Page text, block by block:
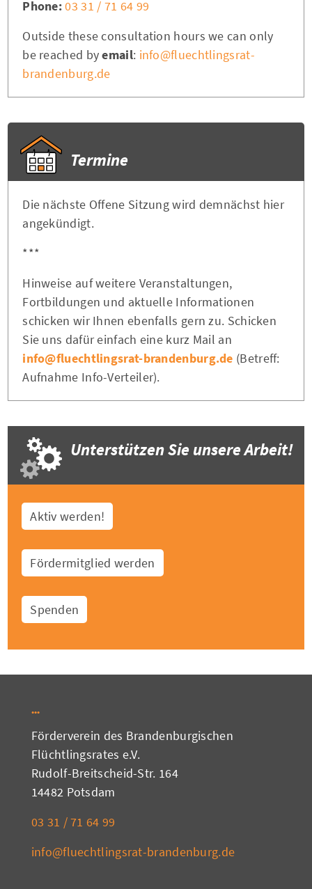
Phone:03 31 / 71 64 99
Outside these consultation hours we can only
be reached byemail: info@fluechtlingsrat-
brandenburg.de
Termine
Die nächste Offene Sitzung wird demnächst hier
angekündigt.
***
Hinweise auf weitere Veranstaltungen,
Fortbildungen und aktuelle Informationen
schicken wir Ihnen ebenfalls gern zu. Schicken
Sie uns dafür einfach eine kurz Mail an
info@fluechtlingsrat-brandenburg.de (Betreff:
Aufnahme Info-Verteiler).
Unterstützen Sie unsere Arbeit!
Aktiv werden!
Fördermitglied werden
Spenden
Förderverein des Brandenburgischen
Flüchtlingsrates e.V.
Rudolf-Breitscheid-Str. 164
14482 Potsdam
03 31 / 71 64 99
info@fluechtlingsrat-brandenburg.de